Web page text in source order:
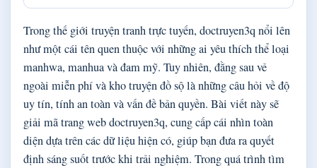
Trong thế giới truyện tranh trực tuyến, doctruyen3q nổi lên
như một cái tên quen thuộc với những ai yêu thích thể loại
manhwa, manhua và đam mỹ. Tuy nhiên, đằng sau vẻ
ngoài miễn phí và kho truyện đồ sộ là những câu hỏi về độ
uy tín, tính an toàn và vấn đề bản quyền. Bài viết này sẽ
giải mã trang web doctruyen3q, cung cấp cái nhìn toàn
diện dựa trên các dữ liệu hiện có, giúp bạn đưa ra quyết
định sáng suốt trước khi trải nghiệm. Trong quá trình tìm